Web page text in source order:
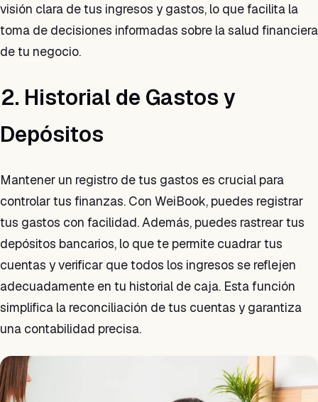
visión clara de tus ingresos y gastos, lo que facilita la
toma de decisiones informadas sobre la salud financiera
de tu negocio.
2. Historial de Gastos y
Depósitos
Mantener un registro de tus gastos es crucial para
controlar tus finanzas. Con WeiBook, puedes registrar
tus gastos con facilidad. Además, puedes rastrear tus
depósitos bancarios, lo que te permite cuadrar tus
cuentas y verificar que todos los ingresos se reflejen
adecuadamente en tu historial de caja. Esta función
simplifica la reconciliación de tus cuentas y garantiza
una contabilidad precisa.